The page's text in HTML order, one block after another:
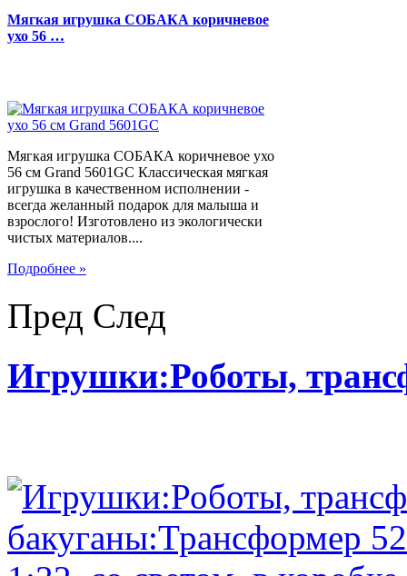
Мягкая игрушка СОБАКА коричневое
ухо 56 …
Мягкая игрушка СОБАКА коричневое ухо
56 см Grand 5601GC Классическая мягкая
игрушка в качественном исполнении -
всегда желанный подарок для малыша и
взрослого! Изготовлено из экологически
чистых материалов....
Подробнее »
Пред След
Игрушки:Роботы,